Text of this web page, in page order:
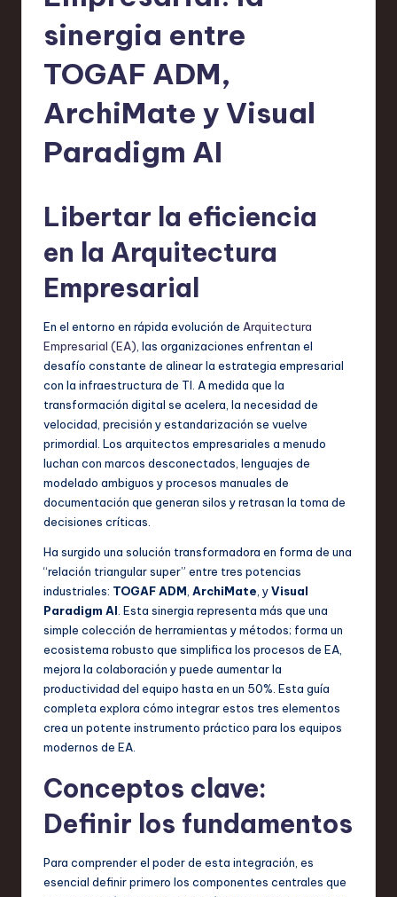
d
in
S
o
w
T
sinergia entre
TOGAF ADM,
ArchiMate y Visual
Paradigm AI
Libertar la eficiencia
en la Arquitectura
Empresarial
En el entorno en rápida evolución de Arquitectura
Empresarial (EA) , las organizaciones enfrentan el
desafío constante de alinear la estrategia empresarial
con la infraestructura de TI. A medida que la
transformación digital se acelera, la necesidad de
velocidad, precisión y estandarización se vuelve
primordial. Los arquitectos empresariales a menudo
luchan con marcos desconectados, lenguajes de
modelado ambiguos y procesos manuales de
documentación que generan silos y retrasan la toma de
decisiones críticas.
Ha surgido una solución transformadora en forma de una
“relación triangular super” entre tres potencias
industriales: TOGAF ADM ArchiMate , yVisual
Paradigm AI . Esta sinergia representa más que una
simple colección de herramientas y métodos; forma un
ecosistema robusto que simplifica los procesos de EA,
mejora la colaboración y puede aumentar la
productividad del equipo hasta en un 50%. Esta guía
completa explora cómo integrar estos tres elementos
crea un potente instrumento práctico para los equipos
modernos de EA.
Conceptos clave:
Definir los fundamentos
Para comprender el poder de esta integración, es
esencial definir primero los componentes centrales que